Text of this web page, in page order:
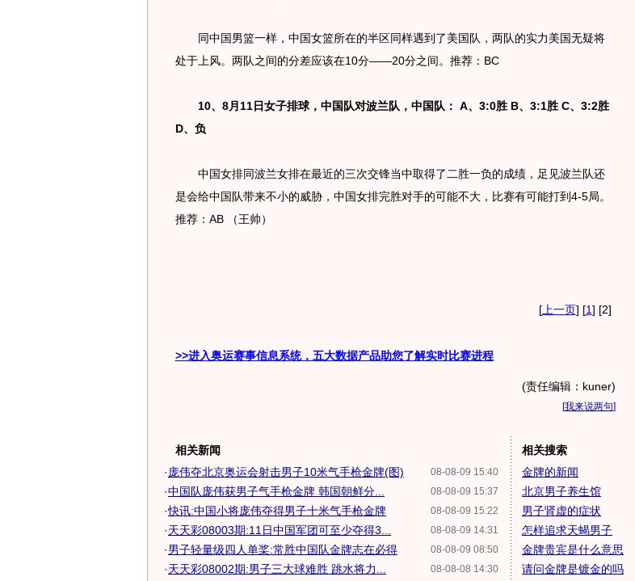
同中国男篮一样，中国女篮所在的半区同样遇到了美国队，两队的实力美国无疑将
处于上风。两队之间的分差应该在10分——20分之间。推荐：BC
10、8月11日女子排球，中国队对波兰队，中国队： A、3:0胜 B、3:1胜 C、3:2胜
D、负
中国女排同波兰女排在最近的三次交锋当中取得了二胜一负的成绩，足见波兰队还
是会给中国队带来不小的威胁，中国女排完胜对手的可能不大，比赛有可能打到4-5局。
推荐：AB （王帅）
[上一页] [1] [2]
>>进入奥运赛事信息系统，五大数据产品助您了解实时比赛进程
(责任编辑：kuner)
[我来说两句]
相关新闻
08-08-09 15:40
· 庞伟夺北京奥运会射击男子10米气手枪金牌(图)
08-08-09 15:37
·中国队庞伟获男子气手枪金牌 韩国朝鲜分...
08-08-09 15:22
·快讯:中国小将庞伟夺得男子十米气手枪金牌
08-08-09 14:31
·天天彩08003期:11日中国军团可至少夺得3...
08-08-09 08:50
·男子轻量级四人单桨:常胜中国队金牌志在必得
08-08-08 14:30
·天天彩08002期:男子三大球难胜 跳水将力...
相关搜索
金牌的新闻
北京男子养生馆
男子肾虚的症状
怎样追求天蝎男子
金牌贵宾是什么意思
请问金牌是镀金的吗